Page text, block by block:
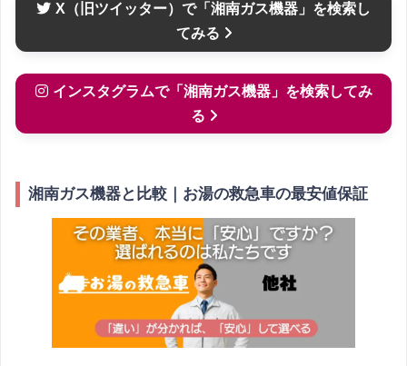
X（旧ツイッター）で「湘南ガス機器」を検索し
てみる
インスタグラムで「湘南ガス機器」を検索してみ
る
湘南ガス機器と比較｜お湯の救急車の最安値保証